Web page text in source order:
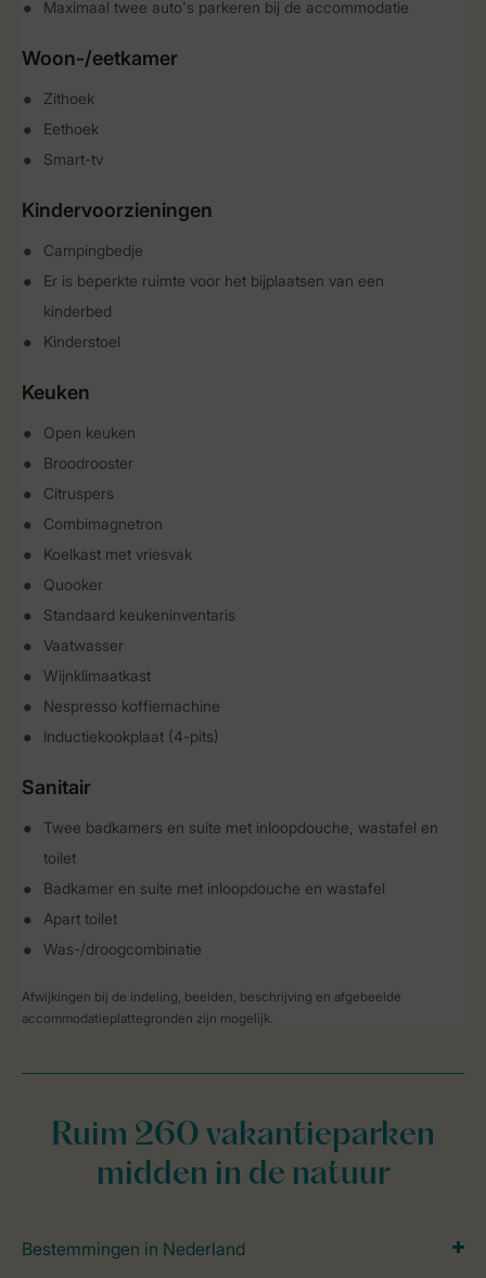
Maximaal twee auto's parkeren bij de accommodatie
Woon-/eetkamer
Zithoek
Eethoek
Smart-tv
Kindervoorzieningen
Campingbedje
Er is beperkte ruimte voor het bijplaatsen van een
kinderbed
Kinderstoel
Keuken
Open keuken
Broodrooster
Citruspers
Combimagnetron
Koelkast met vriesvak
Quooker
Standaard keukeninventaris
Vaatwasser
Wijnklimaatkast
Nespresso koffiemachine
Inductiekookplaat (4-pits)
Sanitair
Twee badkamers en suite met inloopdouche, wastafel en
toilet
Badkamer en suite met inloopdouche en wastafel
Apart toilet
Was-/droogcombinatie
Afwijkingen bij de indeling, beelden, beschrijving en afgebeelde
accommodatieplattegronden zijn mogelijk.
Ruim 260 vakantieparken
midden in de natuur
Bestemmingen in Nederland